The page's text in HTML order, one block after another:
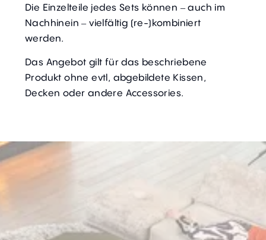
Die Einzelteile jedes Sets können – auch im
Nachhinein – vielfältig (re-)kombiniert
werden.
Das Angebot gilt für das beschriebene
Produkt ohne evtl, abgebildete Kissen,
Decken oder andere Accessories.